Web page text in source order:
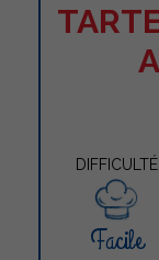
DIFFICULTÉ
Facile